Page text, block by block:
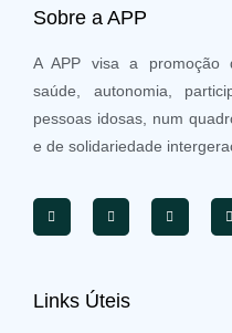
Sobre a APP
A APP visa a promoção
saúde, autonomia,
pessoas idosas, num
e de solidariedade
Links Úteis